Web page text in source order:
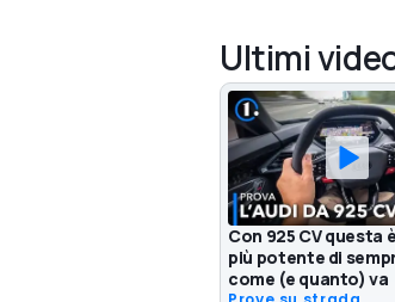
Ultimi
Con 925 CV questa
più potente di
come (e quanto) va